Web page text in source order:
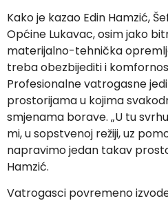
Kako je kazao Edin Hamzić,
Općine Lukavac, osim jako
materijalno-tehnička
treba obezbijediti i
Profesionalne vatrogasne
prostorijama u kojima
smjenama borave. „U tu
mi, u sopstvenoj režiji, uz
napravimo jedan takav
Hamzić.
Vatrogasci povremeno